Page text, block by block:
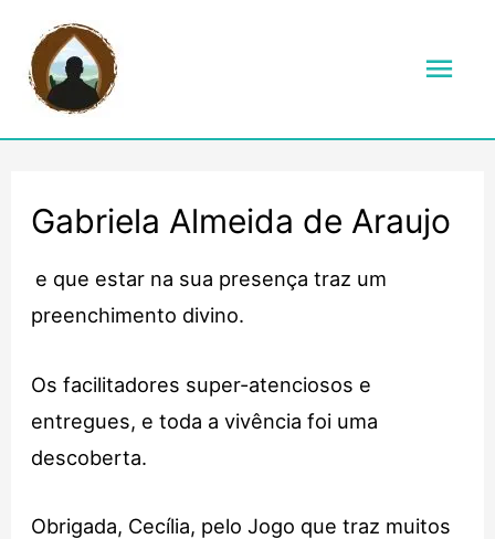
Gabriela Almeida de Araujo
e que estar na sua presença traz um
preenchimento divino.
Os facilitadores super-atenciosos e
entregues, e toda a vivência foi uma
descoberta.
Obrigada, Cecília, pelo Jogo que traz muitos